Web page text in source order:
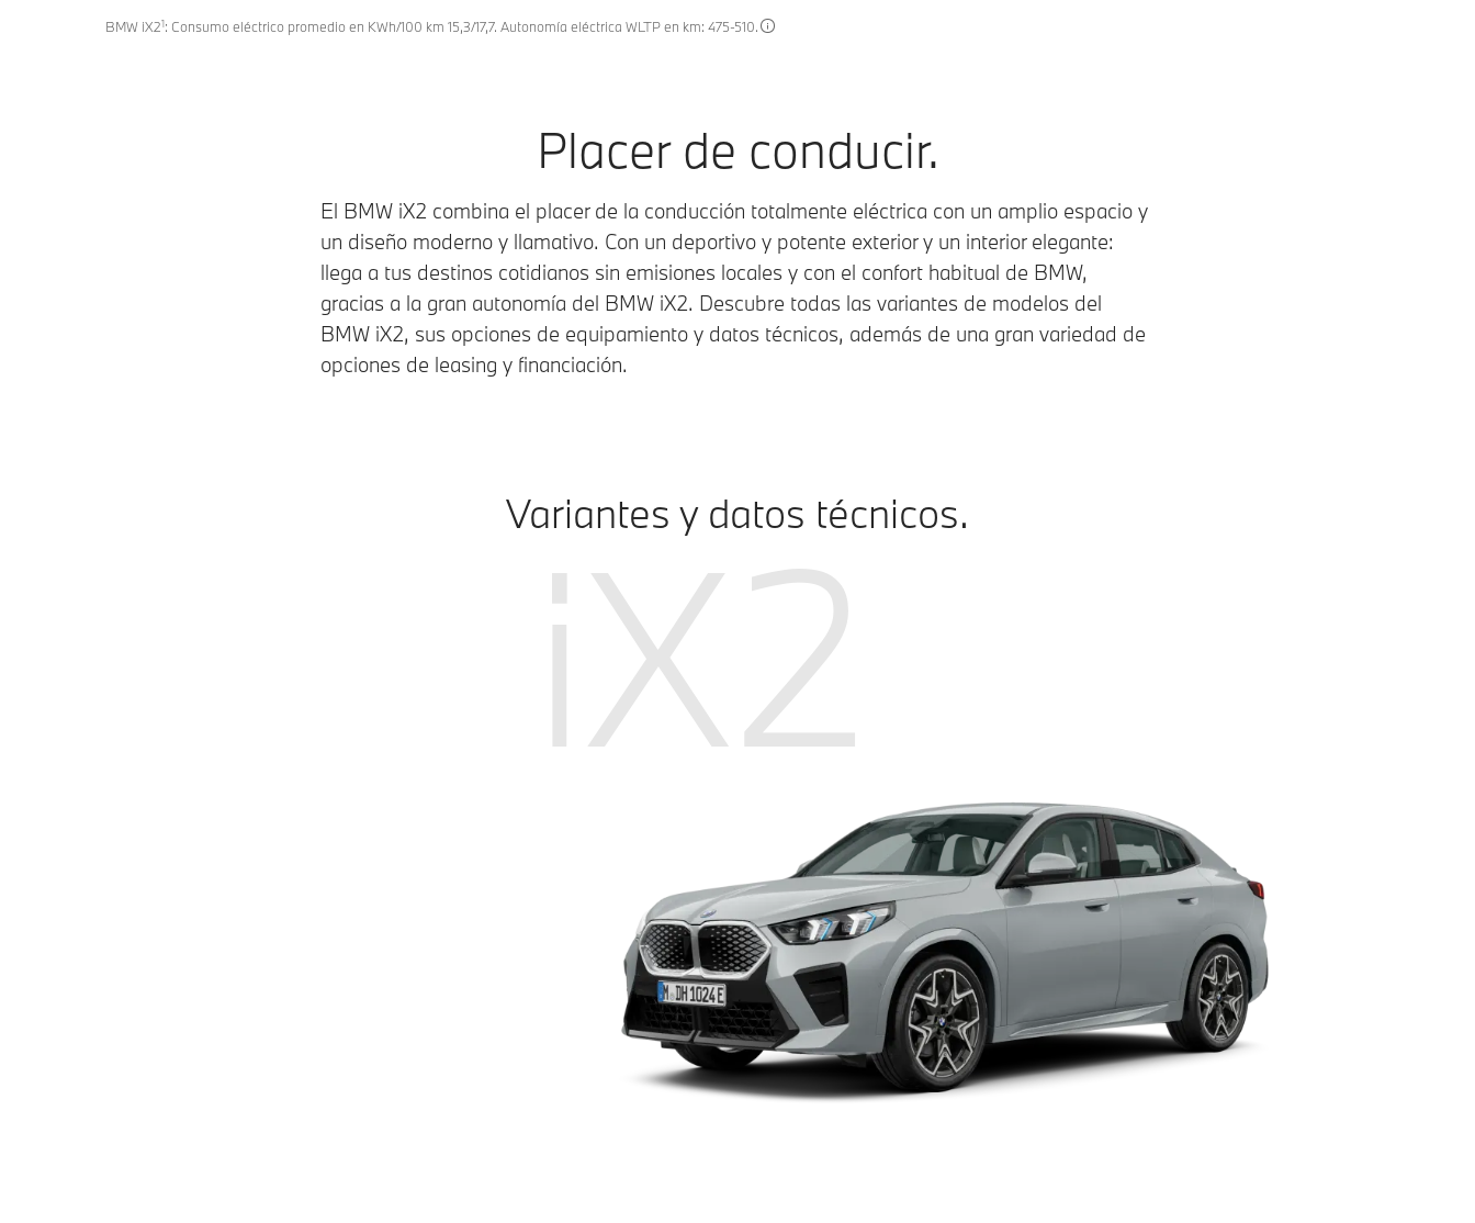
BMW iX21: Consumo eléctrico promedio en KWh/100 km 15,3/17,7. Autonomía eléctrica WLTP en km: 475-510.
Placer de conducir.
El BMW iX2 combina el placer de la conducción totalmente eléctrica con un amplio espacio y
un diseño moderno y llamativo. Con un deportivo y potente exterior y un interior elegante:
llega a tus destinos cotidianos sin emisiones locales y con el confort habitual de BMW,
gracias a la gran autonomía del BMW iX2. Descubre todas las variantes de modelos del
BMW iX2, sus opciones de equipamiento y datos técnicos, además de una gran variedad de
opciones de leasing y financiación.
Variantes y datos técnicos.
iX2